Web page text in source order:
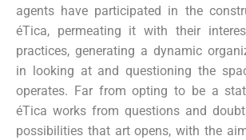
agents have participated in the
éTica, permeating it with their
practices, generating a dynamic
in looking at and questioning the
operates. Far from opting to be a
éTica works from questions and
possibilities that art opens, with the